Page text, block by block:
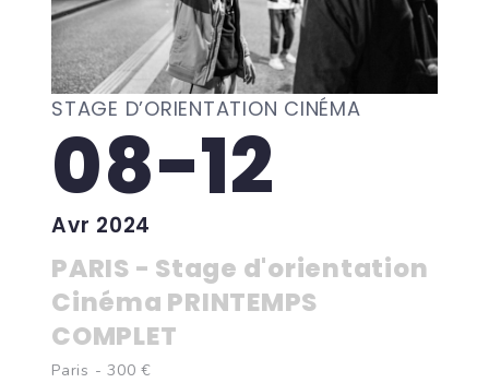
STAGE D’ORIENTATION CINÉMA
08-12
Avr 2024
PARIS - Stage d'orientation
Cinéma PRINTEMPS
COMPLET
Paris - 300 €